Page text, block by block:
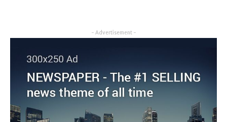
- Advertisement -